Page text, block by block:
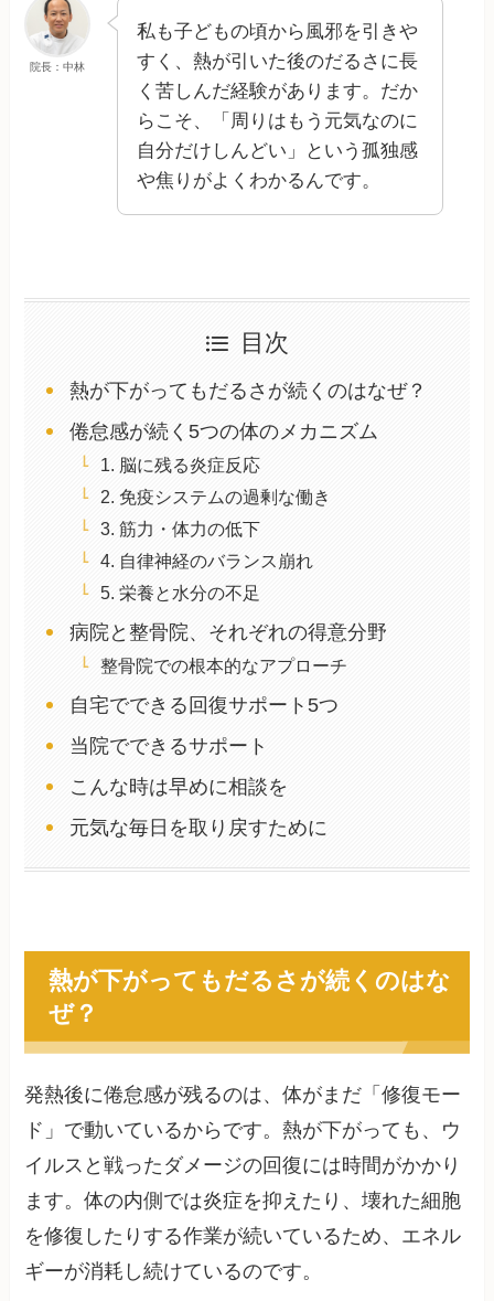
院長：中林
私も子どもの頃から風邪を引きや
すく、熱が引いた後のだるさに長
く苦しんだ経験があります。だか
らこそ、「周りはもう元気なのに
自分だけしんどい」という孤独感
や焦りがよくわかるんです。
目次
熱が下がってもだるさが続くのはなぜ？
倦怠感が続く5つの体のメカニズム
1. 脳に残る炎症反応
2. 免疫システムの過剰な働き
3. 筋力・体力の低下
4. 自律神経のバランス崩れ
5. 栄養と水分の不足
病院と整骨院、それぞれの得意分野
整骨院での根本的なアプローチ
自宅でできる回復サポート5つ
当院でできるサポート
こんな時は早めに相談を
元気な毎日を取り戻すために
熱が下がってもだるさが続くのはな
ぜ？
発熱後に倦怠感が残るのは、体がまだ「修復モー
ド」で動いているからです。熱が下がっても、ウ
イルスと戦ったダメージの回復には時間がかかり
ます。体の内側では炎症を抑えたり、壊れた細胞
を修復したりする作業が続いているため、エネル
ギーが消耗し続けているのです。